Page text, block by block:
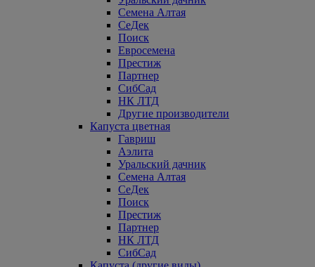
Семена Алтая
СеДек
Поиск
Евросемена
Престиж
Партнер
СибСад
НК ЛТД
Другие производители
Капуста цветная
Гавриш
Аэлита
Уральский дачник
Семена Алтая
СеДек
Поиск
Престиж
Партнер
НК ЛТД
СибСад